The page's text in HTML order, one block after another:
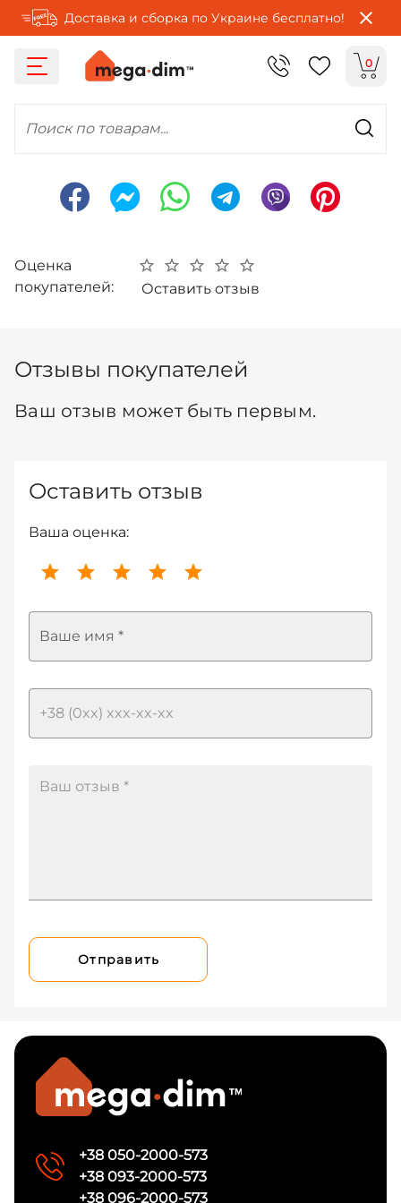
Доставка и сборка по Украине бесплатно!
0
Поиск по товарам...
Оценка
покупателей:
Оставить отзыв
Отзывы покупателей
Ваш отзыв может быть первым.
Оставить отзыв
Ваша оценка:
Ваше имя *
Отправить
+38 050-2000-573
+38 093-2000-573
+38 096-2000-573